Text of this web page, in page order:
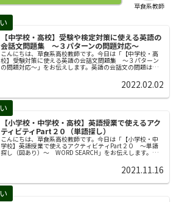
草食系教師
【中学校・高校】受験や検定対策に使える英語の
会話文問題集 〜３パターンの問題対応〜
こんにちは、草食系高校教師です。今日は「【中学校・高
校】受験対策に使える英語の会話文問題集 〜３パターン
の問題対応〜」をお伝えします。英語の会話文の問題は、
2022.02.02
【小学校・中学校・高校】英語授業で使えるアク
ティビティPart２０（単語探し）
こんにちは、草食系高校教師です。今日は「【小学校・中
学校】英語授業で使えるアクティビティPart２０ 〜単語
探し（図あり）〜 WORD SEARCH」をお伝えします。授
2021.11.16